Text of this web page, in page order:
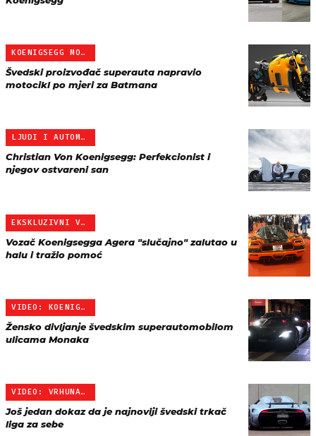
KOENIGSEGG MOTORCYCLE CO…
Švedski proizvođač superauta napravio
motocikl po mjeri za Batmana
LJUDI I AUTOMOBILI
Christian Von Koenigsegg: Perfekcionist i
njegov ostvareni san
EKSKLUZIVNI VIDEO IZ ŽEN…
Vozač Koenigsegga Agera "slučajno" zalutao u
halu i tražio pomoć
VIDEO: KOENIGSEGG I PROF…
Žensko divljanje švedskim superautomobilom
ulicama Monaka
VIDEO: VRHUNAC SUPER AUT…
Još jedan dokaz da je najnoviji švedski trkač
liga za sebe